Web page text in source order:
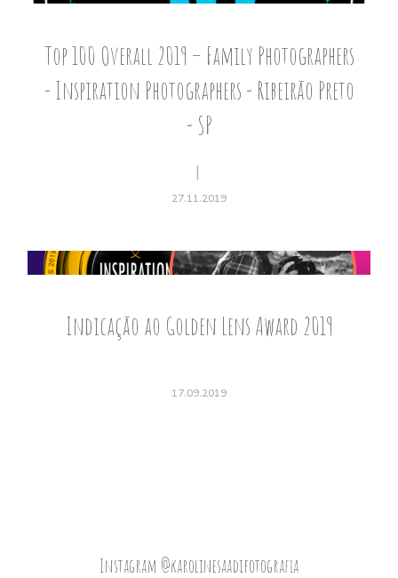
Top 100 Overall 2019 – Family Photographers
- Inspiration Photographers - Ribeirão Preto
- SP
27.11.2019
Indicação ao Golden Lens Award 2019
17.09.2019
Instagram @karolinesaadifotografia